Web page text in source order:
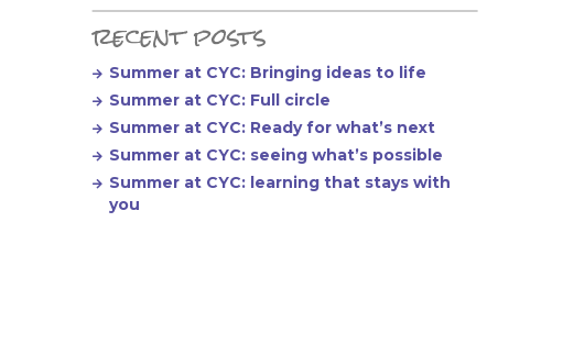
recent posts
Summer at CYC: Bringing ideas to life
Summer at CYC: Full circle
Summer at CYC: Ready for what’s next
Summer at CYC: seeing what’s possible
Summer at CYC: learning that stays with
you